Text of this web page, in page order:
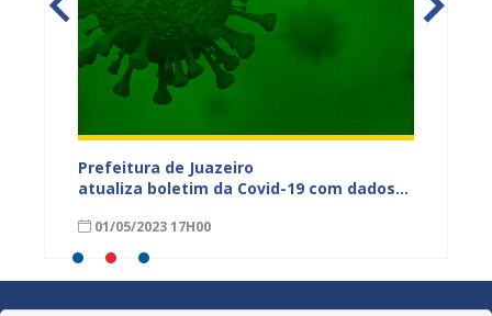
Prefeitura de Juazeiro
atualiza boletim da Covid-19 com dados
01/05/2023 17H00